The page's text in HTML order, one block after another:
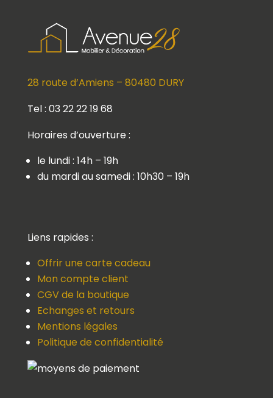
28 route d’Amiens – 80480 DURY
Tel : 03 22 22 19 68
Horaires d’ouverture :
le lundi : 14h – 19h
du mardi au samedi : 10h30 – 19h
Liens rapides :
Offrir une carte cadeau
Mon compte client
CGV de la boutique
Echanges et retours
Mentions légales
Politique de confidentialité